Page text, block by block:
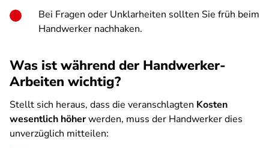
Bei Fragen oder Unklarheiten sollten Sie früh beim
Handwerker nachhaken.
Was ist während der Handwerker-
Arbeiten wichtig?
Stellt sich heraus, dass die veranschlagten Kosten
wesentlich höherwerden, muss der Handwerker dies
unverzüglich mitteilen: